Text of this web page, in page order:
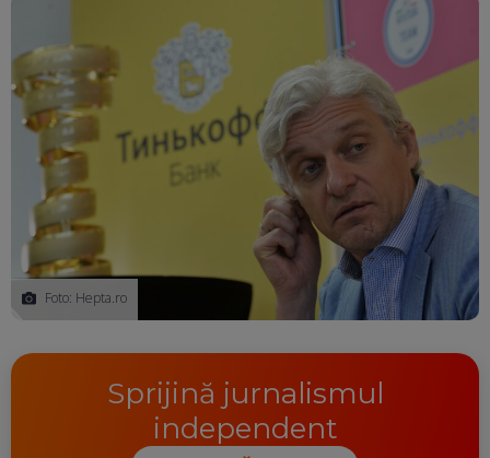
Foto: Hepta.ro
Sprijină jurnalismul
independent